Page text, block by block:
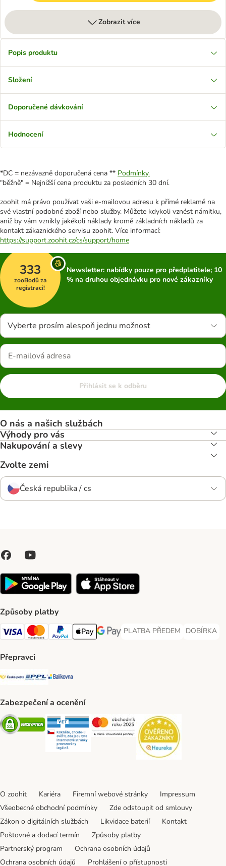
Zobrazit více
Popis produktu
Složení
Doporučené dávkování
Hodnocení
*DC = nezávazně doporučená cena ** Podmínky.
"běžně" = Nejnižší cena produktu za posledních 30 dní.
zoohit má právo používat vaši e-mailovou adresu k přímé reklamě na
své vlastní podobné zboží nebo služby. Můžete kdykoli vznést námitku,
aniž by vám vznikly jakékoli náklady kromě základních nákladů za
kontakt zákaznického servisu zoohit. Více informací:
https://support.zoohit.cz/cs/support/home
333
zooBodů za
registraci!
Newsletter: nabídky pouze pro předplatitele; 10
% na druhou objednávku pro nové zákazníky
Vyberte prosím alespoň jednu možnost
Přihlásit se k odběru
O nás a našich službách
Výhody pro vás
Nakupování a slevy
Zvolte zemi
Česká republika / cs
Způsoby platby
Visa Payment Method
Mastercard Payment Method
PayPal Payment Method
Apple pay Payment Method
GooglePay Payment Method
PLATBA PŘEDEM
PLATBA PŘEDEM Payment
DOBÍRKA
DOBÍRKA
Přepravci
Česká pošta Shipping Method
PPL Shipping Method
Balíkovna Shipping Method
Zabezpečení a ocenění
Security Security Security
O zoohit Kariéra Firemní webové stránky
Impressum
Všeobecné obchodní podmínky
Zde odstoupit od smlouvy
Zákon o digitálních službách
Likvidace baterií
Kontakt
Poštovné a dodací termín
Způsoby platby
Partnerský program
Ochrana osobních údajů
Ochrana osobních údajů
Prohlášení o přístupnosti